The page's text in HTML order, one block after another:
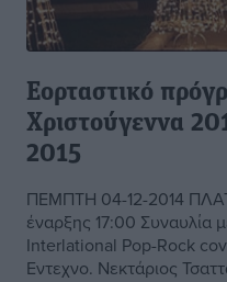
Εορταστικό
Χριστούγεννα
2015
ΠΕΜΠΤΗ 04-12-2014
έναρξης 17:00 Συναυλία
Interlational Pop-Rock
Εντεχνο. Νεκτάριος